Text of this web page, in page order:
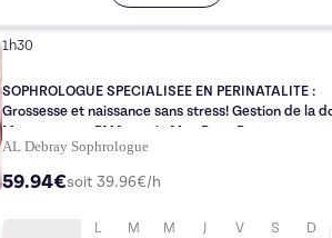
1h30
SOPHROLOGUE SPECIALISEE EN PERINATALITE :
Grossesse et naissance sans stress! Gestion de la douleur
Mon parcours PMA serein Mon Post -Partum au top
AL Debray Sophrologue
59.94€soit 39.96€/h
L M M J V S D